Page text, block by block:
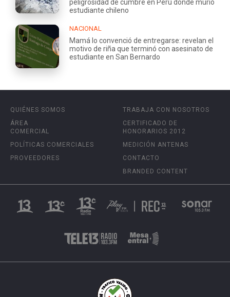
peligrosidad de cumbre en Perú donde murió
estudiante chileno
NACIONAL
Mamá lo convenció de entregarse: revelan el
motivo de riña que terminó con asesinato de
estudiante en San Bernardo
QUIÉNES SOMOS
ÁREA
COMERCIAL
POLÍTICAS COMERCIALES
PROVEEDORES
TRABAJA CON NOSOTROS
CERTIFICADO DE
HONORARIOS 2012
MEDICIÓN ANTENAS
CONTACTO
BRANDED CONTENT